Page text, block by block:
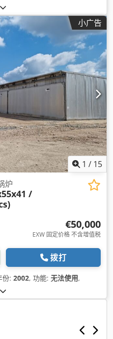
小广告
1 / 15
炉
/
€50,000
EXW 固定价格 不含增值税
拨打
份: 2002, 功能: 无法使用,